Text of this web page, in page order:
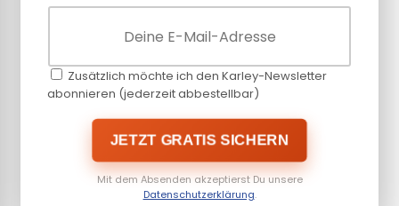
Zusätzlich möchte ich den Karley-Newsletter
abonnieren (jederzeit abbestellbar)
JETZT GRATIS SICHERN
Mit dem Absenden akzeptierst Du unsere
Datenschutzerklärung.